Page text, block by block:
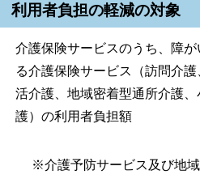
利用者負担の軽減の対象
介護保険サービスのうち、障
る介護保険サービス（訪問介
活介護、地域密着型通所介護
護）の利用者負担額
※介護予防サービス及び地